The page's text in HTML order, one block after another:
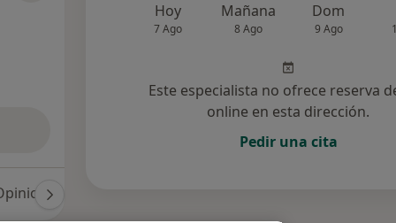
(3)
Hoy
7 Ago
Mañana
8 Ago
Dom
9 Ago
Este especialista no ofrece reserva
online en esta dirección.
Pedir una cita